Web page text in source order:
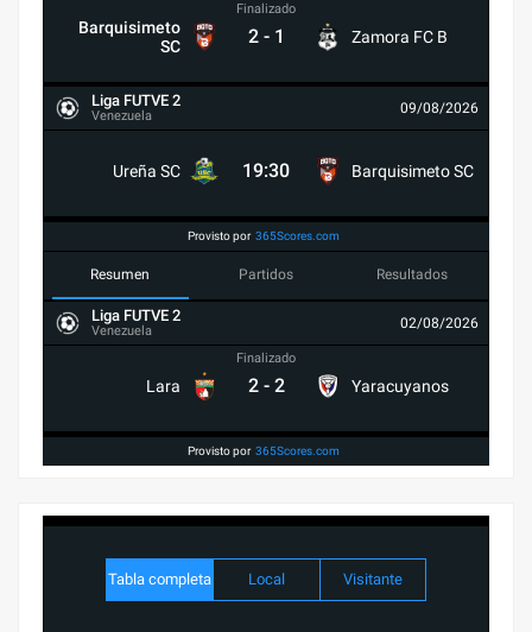
Barquisimeto
SC
Finalizado
2 - 1 Zamora FC B
Liga FUTVE 2
Venezuela 09/08/2026
Ureña SC 19:30 Barquisimeto SC
Provisto por 365Scores.com
Resumen Partidos Resultados
Liga FUTVE 2
Venezuela 02/08/2026
Lara
Finalizado
2 - 2 Yaracuyanos
Provisto por 365Scores.com
Tabla completa Local Visitante